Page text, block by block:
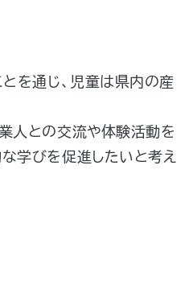
を通じ、児童は県内の産
人との交流や体験活動を
学びを促進したいと考え